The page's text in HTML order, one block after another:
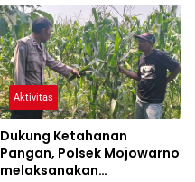
Aktivitas
Dukung Ketahanan
Pangan, Polsek Mojowarno
melaksanakan